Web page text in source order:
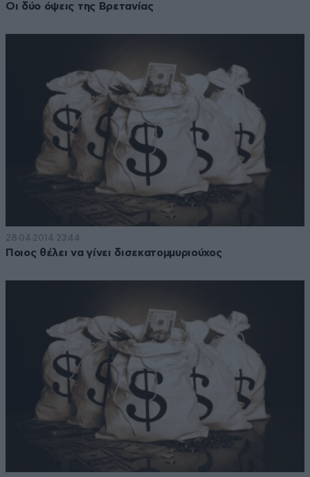
Οι δύο όψεις της Βρετανίας
28·04·2014 23:44
Ποιος θέλει να γίνει δισεκατομμυριούχος